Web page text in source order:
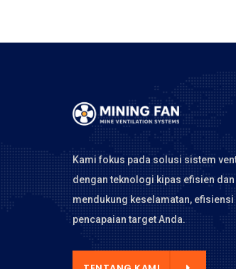
Kami fokus pada solusi sistem
dengan teknologi kipas efisien
mendukung keselamatan, efisiensi
pencapaian target Anda.